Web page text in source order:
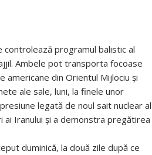
controlează programul balistic al
Ambele pot transporta focoase
americane din Orientul Mijlociu şi
ale sale, luni, la finele unor
legată de noul sait nuclear al
Iranului şi a demonstra pregătirea
duminică, la două zile după ce